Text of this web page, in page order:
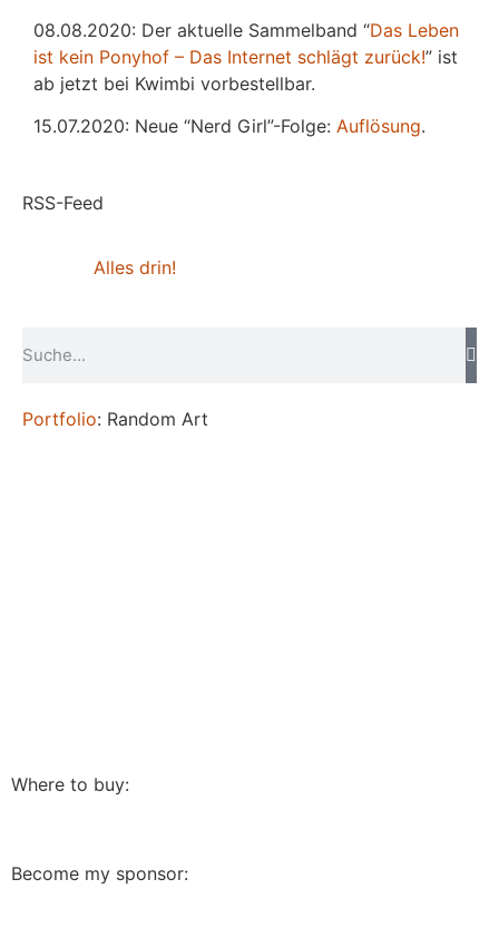
08.08.2020: Der aktuelle Sammelband “Das Leben
ist kein Ponyhof – Das Internet schlägt zurück!” ist
ab jetzt bei Kwimbi vorbestellbar.
15.07.2020: Neue “Nerd Girl”-Folge: Auflösung.
RSS-Feed
Alles drin!
Portfolio: Random Art
Where to buy:
Become my sponsor: